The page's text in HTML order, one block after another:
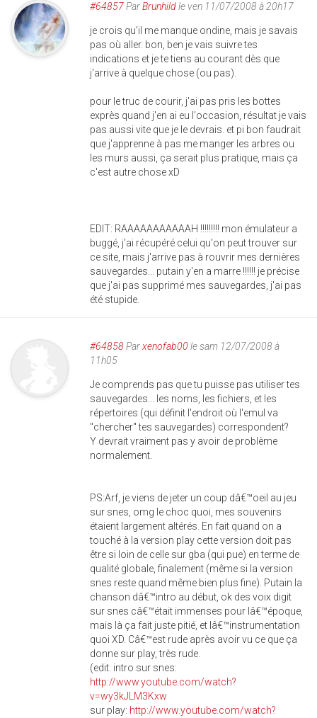
#64857ParBrunhildle ven 11/07/2008 à 20h17
je crois qu'il me manque ondine, mais je savais
pas où aller. bon, ben je vais suivre tes
indications et je te tiens au courant dès que
j'arrive à quelque chose (ou pas).
pour le truc de courir, j'ai pas pris les bottes
exprès quand j'en ai eu l'occasion, résultat je vais
pas aussi vite que je le devrais. et pi bon faudrait
que j'apprenne à pas me manger les arbres ou
les murs aussi, ça serait plus pratique, mais ça
c'est autre chose xD
EDIT: RAAAAAAAAAAAH !!!!!!!!! mon émulateur a
buggé, j'ai récupéré celui qu'on peut trouver sur
ce site, mais j'arrive pas à rouvrir mes dernières
sauvegardes... putain y'en a marre !!!!!! je précise
que j'ai pas supprimé mes sauvegardes, j'ai pas
été stupide.
#64858Parxenofab00 le sam 12/07/2008 à
11h05
Je comprends pas que tu puisse pas utiliser tes
sauvegardes... les noms, les fichiers, et les
répertoires (qui définit l'endroit où l'emul va
"chercher" tes sauvegardes) correspondent?
Y devrait vraiment pas y avoir de problème
normalement.
PS:Arf, je viens de jeter un coup dâ€™oeil au jeu
sur snes, omg le choc quoi, mes souvenirs
étaient largement altérés. En fait quand on a
touché à la version play cette version doit pas
être si loin de celle sur gba (qui pue) en terme de
qualité globale, finalement (même si la version
snes reste quand même bien plus fine). Putain la
chanson dâ€™intro au début, ok des voix digit
sur snes câ€™était immenses pour lâ€™époque,
mais là ça fait juste pitié, et lâ€™instrumentation
quoi XD. Câ€™est rude après avoir vu ce que ça
donne sur play, très rude.
(edit: intro sur snes:
http://www.youtube.com/watch?
v=wy3kJLM3Kxw
sur play: http://www.youtube.com/watch?